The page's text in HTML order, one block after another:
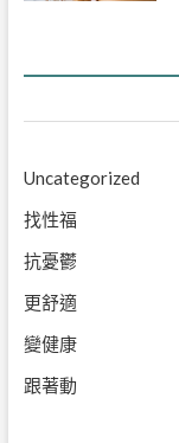
Uncategorized
找性福
抗憂鬱
更舒適
變健康
跟著動